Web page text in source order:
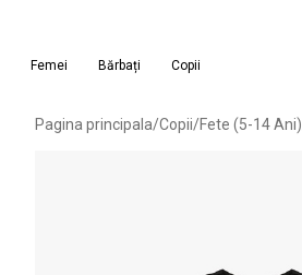
Femei Bărbați Copii
Pagina principala/Copii/Fete (5-14 Ani)